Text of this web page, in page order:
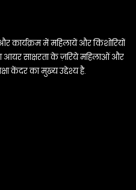
कार्यक्रम में महिलायें और किशोरियों
आयर साक्षरता के ज़रिये महिलाओं और
केंदर का मुख्य उद्देश्य है.